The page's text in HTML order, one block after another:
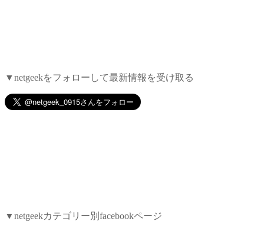
▼netgeekをフォローして最新情報を受け取る
▼netgeekカテゴリー別facebookページ